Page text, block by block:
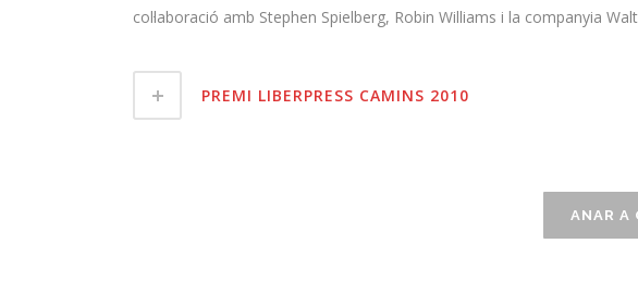
col·laboració amb Stephen Spielberg, Robin Williams i la companyia
PREMI LIBERPRESS CAMINS 2010
ANAR A